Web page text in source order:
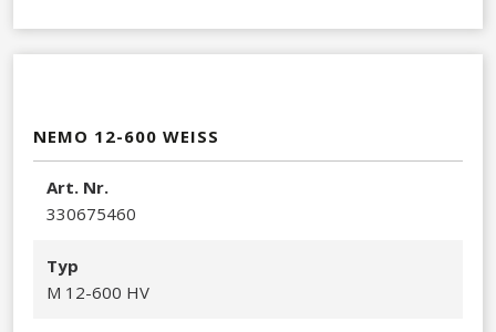
NEMO 12-600 WEISS
Art. Nr.
330675460​
Typ
M 12-600 HV